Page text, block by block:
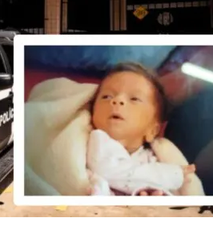
Foco